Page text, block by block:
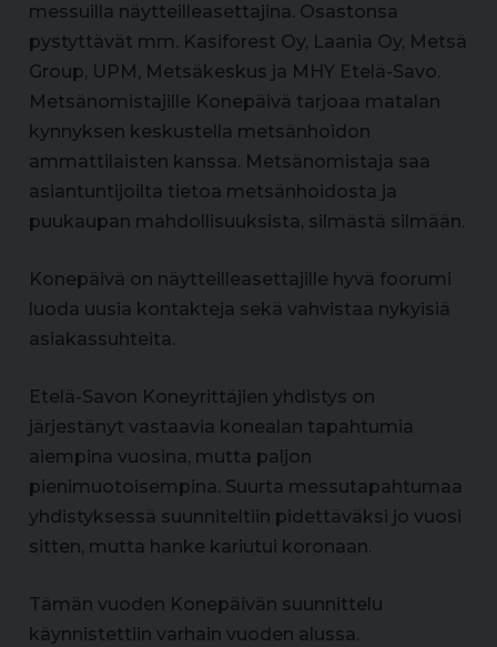
messuilla näytteilleasettajina. Osastonsa
pystyttävät mm. Kasiforest Oy, Laania Oy, Metsä
Group, UPM, Metsäkeskus ja MHY Etelä-Savo.
Metsänomistajille Konepäivä tarjoaa matalan
kynnyksen keskustella metsänhoidon
ammattilaisten kanssa. Metsänomistaja saa
asiantuntijoilta tietoa metsänhoidosta ja
puukaupan mahdollisuuksista, silmästä silmään.
Konepäivä on näytteilleasettajille hyvä foorumi
luoda uusia kontakteja sekä vahvistaa nykyisiä
asiakassuhteita.
Etelä-Savon Koneyrittäjien yhdistys on
järjestänyt vastaavia konealan tapahtumia
aiempina vuosina, mutta paljon
pienimuotoisempina. Suurta messutapahtumaa
yhdistyksessä suunniteltiin pidettäväksi jo vuosi
sitten, mutta hanke kariutui koronaan.
Tämän vuoden Konepäivän suunnittelu
käynnistettiin varhain vuoden alussa.